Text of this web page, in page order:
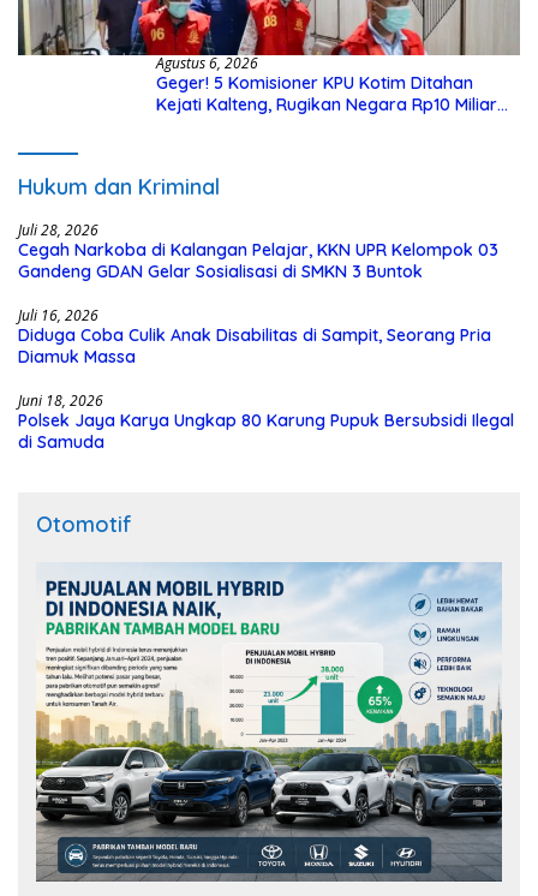
Agustus 6, 2026
Geger! 5 Komisioner KPU Kotim Ditahan
Kejati Kalteng, Rugikan Negara Rp10 Miliar
Hukum dan Kriminal
Juli 28, 2026
Cegah Narkoba di Kalangan Pelajar, KKN UPR Kelompok 03
Gandeng GDAN Gelar Sosialisasi di SMKN 3 Buntok
Juli 16, 2026
Diduga Coba Culik Anak Disabilitas di Sampit, Seorang Pria
Diamuk Massa
Juni 18, 2026
Polsek Jaya Karya Ungkap 80 Karung Pupuk Bersubsidi Ilegal
di Samuda
Otomotif